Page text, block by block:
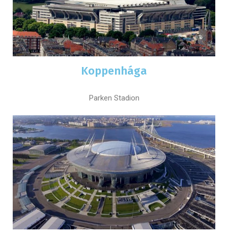
Koppenhága
Parken Stadion